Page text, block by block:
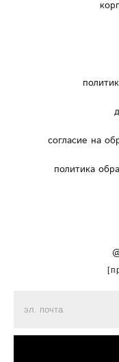
согласие на
политика